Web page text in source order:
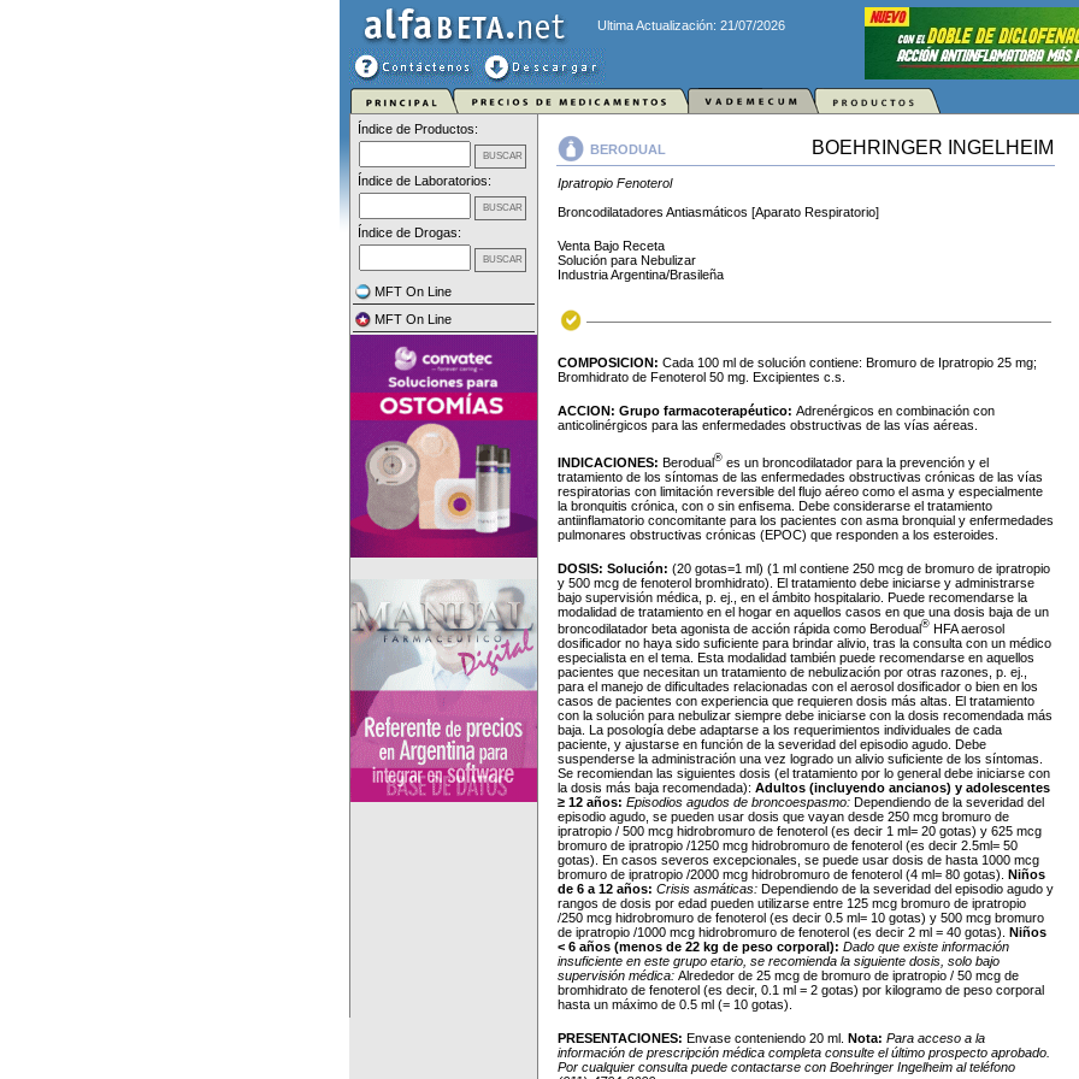
Ultima Actualización: 21/07/2026
Índice de Productos:
Índice de Laboratorios:
Índice de Drogas:
MFT On Line
MFT On Line
BERODUAL BOEHRINGER INGELHEIM
Ipratropio Fenoterol
Broncodilatadores Antiasmáticos [Aparato Respiratorio]
Venta Bajo Receta
Solución para Nebulizar
Industria Argentina/Brasileña
COMPOSICION: Cada 100 ml de solución contiene: Bromuro de Ipratropio 25 mg;
Bromhidrato de Fenoterol 50 mg. Excipientes c.s.
ACCION: Grupo farmacoterapéutico: Adrenérgicos en combinación con
anticolinérgicos para las enfermedades obstructivas de las vías aéreas.
INDICACIONES: Berodual® es un broncodilatador para la prevención y el
tratamiento de los síntomas de las enfermedades obstructivas crónicas de las vías
respiratorias con limitación reversible del flujo aéreo como el asma y especialmente
la bronquitis crónica, con o sin enfisema. Debe considerarse el tratamiento
antiinflamatorio concomitante para los pacientes con asma bronquial y enfermedades
pulmonares obstructivas crónicas (EPOC) que responden a los esteroides.
DOSIS: Solución: (20 gotas=1 ml) (1 ml contiene 250 mcg de bromuro de ipratropio
y 500 mcg de fenoterol bromhidrato). El tratamiento debe iniciarse y administrarse
bajo supervisión médica, p. ej., en el ámbito hospitalario. Puede recomendarse la
modalidad de tratamiento en el hogar en aquellos casos en que una dosis baja de un
broncodilatador beta agonista de acción rápida como Berodual ® HFA aerosol
dosificador no haya sido suficiente para brindar alivio, tras la consulta con un médico
especialista en el tema. Esta modalidad también puede recomendarse en aquellos
pacientes que necesitan un tratamiento de nebulización por otras razones, p. ej.,
para el manejo de dificultades relacionadas con el aerosol dosificador o bien en los
casos de pacientes con experiencia que requieren dosis más altas. El tratamiento
con la solución para nebulizar siempre debe iniciarse con la dosis recomendada más
baja. La posología debe adaptarse a los requerimientos individuales de cada
paciente, y ajustarse en función de la severidad del episodio agudo. Debe
suspenderse la administración una vez logrado un alivio suficiente de los síntomas.
Se recomiendan las siguientes dosis (el tratamiento por lo general debe iniciarse con
la dosis más baja recomendada): Adultos (incluyendo ancianos) y adolescentes
≥ 12 años: Episodios agudos de broncoespasmo: Dependiendo de la severidad del
episodio agudo, se pueden usar dosis que vayan desde 250 mcg bromuro de
ipratropio / 500 mcg hidrobromuro de fenoterol (es decir 1 ml= 20 gotas) y 625 mcg
bromuro de ipratropio /1250 mcg hidrobromuro de fenoterol (es decir 2.5ml= 50
gotas). En casos severos excepcionales, se puede usar dosis de hasta 1000 mcg
bromuro de ipratropio /2000 mcg hidrobromuro de fenoterol (4 ml= 80 gotas).
Niños
de 6 a 12 años: Crisis asmáticas: Dependiendo de la severidad del episodio agudo y
rangos de dosis por edad pueden utilizarse entre 125 mcg bromuro de ipratropio
/250 mcg hidrobromuro de fenoterol (es decir 0.5 ml= 10 gotas) y 500 mcg bromuro
de ipratropio /1000 mcg hidrobromuro de fenoterol (es decir 2 ml = 40 gotas).
Niños
< 6 años (menos de 22 kg de peso corporal): Dado que existe información
insuficiente en este grupo etario, se recomienda la siguiente dosis, solo bajo
supervisión médica: Alrededor de 25 mcg de bromuro de ipratropio / 50 mcg de
bromhidrato de fenoterol (es decir, 0.1 ml = 2 gotas) por kilogramo de peso corporal
hasta un máximo de 0.5 ml (= 10 gotas).
PRESENTACIONES: Envase conteniendo 20 ml. Nota: Para acceso a la
información de prescripción médica completa consulte el último prospecto aprobado.
Por cualquier consulta puede contactarse con Boehringer Ingelheim al teléfono